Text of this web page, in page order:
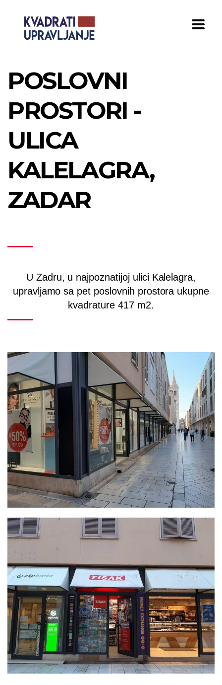
POSLOVNI
PROSTORI -
ULICA
KALELAGRA,
ZADAR
U Zadru, u najpoznatijoj ulici Kalelagra,
upravljamo sa pet poslovnih prostora ukupne
kvadrature 417 m2.